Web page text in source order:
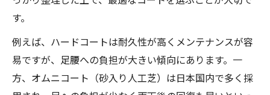
す。
例えば、ハードコートは耐久性が高くメンテナンスが容
易ですが、足腰への負担が大きい傾向にあります。一
方、オムニコート（砂入り人工芝）は日本国内で多く採